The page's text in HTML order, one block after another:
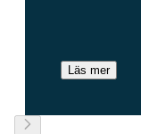
Läs mer